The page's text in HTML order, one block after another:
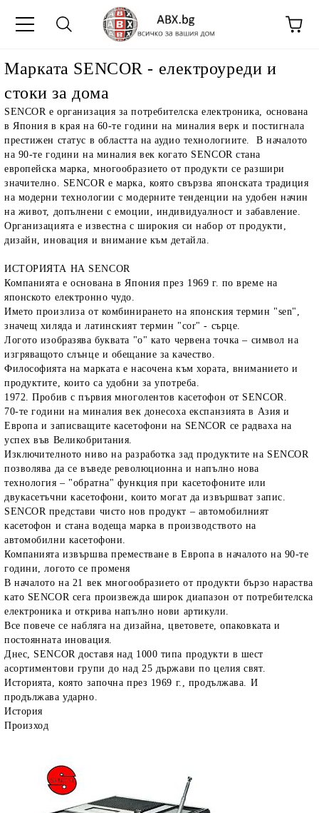
Maрката SENCOR - електроуреди и
стоки за дома
SENCOR е организация за потребителска електроника, основана
в Япония в края на 60-те години на миналия верк и постигнала
престижен статус в областта на аудио технологиите. В началото
на 90-те години на миналия век когато SENCOR стана
европейска марка, многообразието от продукти се разшири
значително. SENCOR е марка, която свързва японската традиция
на модерни технологии с модерните тенденции на удобен начин
на живот, допълнени с емоции, индивидуалност и забавление.
Организацията е известна с широкия си набор от продукти,
дизайн, иновация и внимание към детайла.
ИСТОРИЯТА НА SENCOR
Компанията е основана в Япония през 1969 г. по време на
японското електронно чудо.
Името произлиза от комбинирането на японския термин "sen",
значещ хиляда и латинският термин "cor" - сърце.
Логото изобразява буквата "o" като червена точка – символ на
изгряващото слънце и обещание за качество.
Философията на марката е насочена към хората, вниманието и
продуктите, които са удобни за употреба.
1972. Пробив с първия многолентов касетофон от SENCOR.
70-те години на миналия век донесоха експанзията в Азия и
Европа и записващите касетофони на SENCOR се радваха на
успех във Великобритания.
Изключителното ниво на разработка зад продуктите на SENCOR
позволява да се въведе революционна и напълно нова
технология – "обратна" функция при касетофоните или
двукасетъчни касетофони, които могат да извършват запис.
SENCOR представи чисто нов продукт – автомобилният
касетофон и стана водеща марка в производството на
автомобилни касетофони.
Компанията извършва преместване в Европа в началото на 90-те
години, логото се променя
В началото на 21 век многообразието от продукти бързо нараства
като SENCOR сега произвежда широк диапазон от потребителска
електроника и открива напълно нови артикули.
Все повече се набляга на дизайна, цветовете, опаковката и
постоянната иновация.
Днес, SENCOR доставя над 1000 типа продукти в шест
асортиментови групи до над 25 държави по целия свят.
Историята, която започна през 1969 г., продължава. И
продължава ударно.
История
Произход